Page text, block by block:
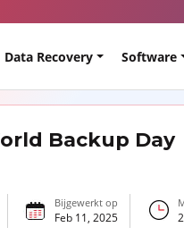
Data Recovery Software
Backup Day
Bijgewerkt op
Feb 11, 2025 2